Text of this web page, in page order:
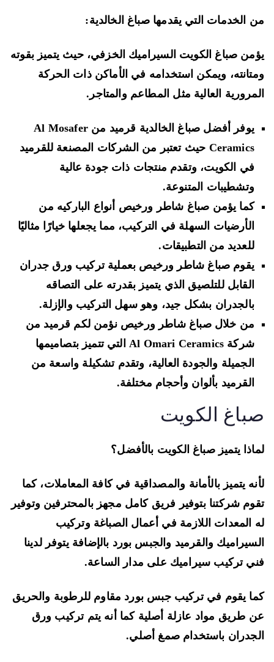
الخدمات التي يقدمها صباغ الخالدية:
صباغ الكويت السيراميك الخزفي، حيث يتميز بقوته
ويمكن استخدامه في الأماكن ذات الحركة
العالية مثل المطاعم والمتاجر.
يوفر أفضل صباغ الخالدية قرميد من Al Mosafer
Ceramics حيث تعتبر من الشركات المصنعة للقرميد
في الكويت، وتقدم منتجات ذات جودة عالية
وتشطيبات المتنوعة.
كما يؤمن صباغ شاطر ورخيص أنواع الباركيه من
الأرضيات السهلة في التركيب، مما يجعلها خيارًا مثاليًا
للعديد من التطبيقات.
يقوم صباغ شاطر ورخيص بعملية تركيب ورق جدران
القابل للتلصيق الذي يتميز بقدرته على التصاقه
بالجدران بشكل جيد، وهو سهل التركيب والإزلة.
من خلال صباغ شاطر ورخيص نؤمن لكم قرميد من
شركة Al Omari Ceramics التي تتميز بتصاميمها
الجميلة والجودة العالية، وتقدم تشكيلة واسعة من
القرميد بألوان وأحجام مختلفة.
الكويت
يتميز صباغ الكويت بالأفضل؟
يتميز بالأمانة والمصداقية في كافة المعاملات، كما
شركتنا بتوفير فريق كامل مجهز بالمحترفين وتوفير
المعدات اللازمة في أعمال الصباغة وتركيب
والقرميد والجبس بورد بالإضافة يتوفر لدينا
تركيب سيراميك على مدار الساعة.
يقوم في تركيب جبس بورد مقاوم للرطوبة والحريق
طريق مواد عازلة أصلية كما أنه يتم تركيب ورق
باستخدام صمغ أصلي.